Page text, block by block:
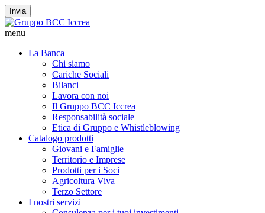
Invia
menu
La Banca
Chi siamo
Cariche Sociali
Bilanci
Lavora con noi
Il Gruppo BCC Iccrea
Responsabilità sociale
Etica di Gruppo e Whistleblowing
Catalogo prodotti
Giovani e Famiglie
Territorio e Imprese
Prodotti per i Soci
Agricoltura Viva
Terzo Settore
I nostri servizi